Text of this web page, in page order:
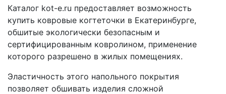
Каталог kot-e.ru предоставляет возможность
купить ковровые когтеточки в Екатеринбурге,
обшитые экологически безопасным и
сертифицированным ковролином, применение
которого разрешено в жилых помещениях.
Эластичность этого напольного покрытия
позволяет обшивать изделия сложной